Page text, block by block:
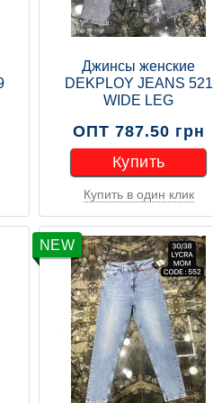
Джинсы женские
DEKPLOY JEANS 521
WIDE LEG
ОПТ 787.50 грн
Купить
Купить
Купить в один клик
NEW